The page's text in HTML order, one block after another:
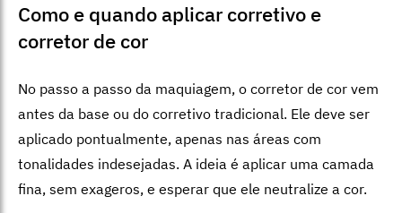
Como e quando aplicar corretivo e
corretor de cor
No passo a passo da maquiagem, o corretor de cor vem
antes da base ou do corretivo tradicional. Ele deve ser
aplicado pontualmente, apenas nas áreas com
tonalidades indesejadas. A ideia é aplicar uma camada
fina, sem exageros, e esperar que ele neutralize a cor.